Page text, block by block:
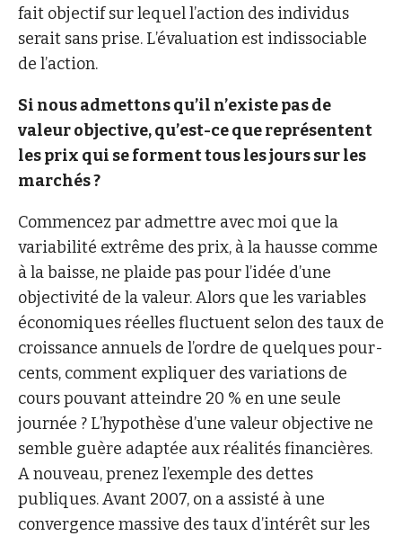
fait objectif sur lequel l’action des individus
serait sans prise. L’évaluation est indissociable
de l’action.
Si nous admettons qu’il n’existe pas de
valeur objective, qu’est-ce que représentent
les prix qui se forment tous les jours sur les
marchés ?
Commencez par admettre avec moi que la
variabilité extrême des prix, à la hausse comme
à la baisse, ne plaide pas pour l’idée d’une
objectivité de la valeur. Alors que les variables
économiques réelles fluctuent selon des taux de
croissance annuels de l’ordre de quelques pour-
cents, comment expliquer des variations de
cours pouvant atteindre 20 % en une seule
journée ? L’hypothèse d’une valeur objective ne
semble guère adaptée aux réalités financières.
A nouveau, prenez l’exemple des dettes
publiques. Avant 2007, on a assisté à une
convergence massive des taux d’intérêt sur les